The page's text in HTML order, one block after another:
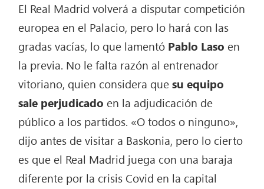
El Real Madrid volverá a disputar competición
europea en el Palacio, pero lo hará con las
gradas vacías, lo que lamentó Pablo Laso en
la previa. No le falta razón al entrenador
vitoriano, quien considera quesu equipo
sale perjudicado en la adjudicación de
público a los partidos. «O todos o ninguno»,
dijo antes de visitar a Baskonia, pero lo cierto
es que el Real Madrid juega con una baraja
diferente por la crisis Covid en la capital